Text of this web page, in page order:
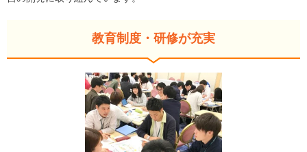
教育制度・研修が充実